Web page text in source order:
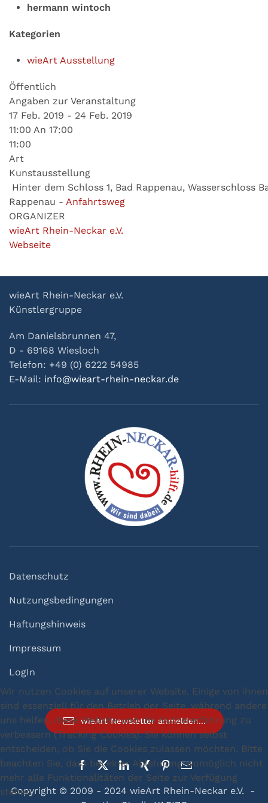
hermann wintoch
Kategorien
wieArt Ausstellung
Öffentlich
Angaben zur Veranstaltung
17 Feb. 2019 - 24 Feb. 2019
11:00 An 17:00
11:00
Art
Kunstausstellung
Hinter dem Schloss 1, Bad Rappenau, Wasserschloss
Rappenau - Anfahrtsweg
ORGANIZER
wieArt Rhein-Neckar e.V.
Webseite
wieArt Rhein-Neckar e.V.
Künstlergruppe
Am Danielsbrunnen 47,
D - 69168 Wiesloch
Telefon: +49 (0) 6222 54985
E-Mail: info@wieart-rhein-neckar.de
Datenschutz
Nutzungsbedingungen
Haftungshinweis
Impressum
LogIn
wieArt Newsletter anmelden...
Copyright © 2009 - 2024 wieArt Rhein-Neckar e.V. -
Wir nutzen Cookies auf unserer Website. Einige von ihnen
sind essenziell für den Betrieb der Seite, während andere
uns helfen, diese Website und die Nutzererfahrung zu
verbessern (Tracking Cookies). Sie können selbst
entscheiden, ob Sie die Cookies zulassen möchten. Bitte
beachten Sie, dass bei einer Ablehnung womöglich nicht
mehr alle Funktionalitäten der Seite zur Verfügung
stehen.